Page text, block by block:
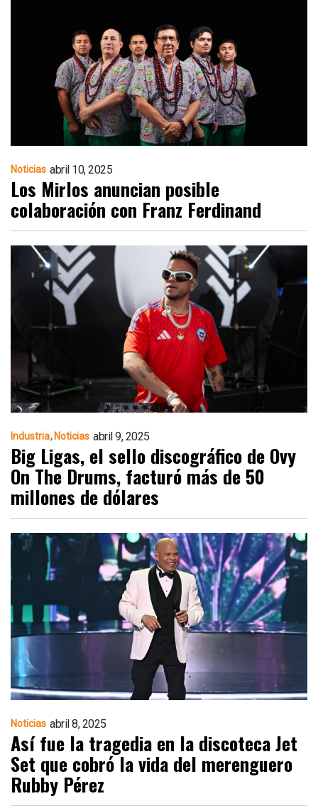
Noticias abril 10, 2025
Los Mirlos anuncian posible
colaboración con Franz Ferdinand
Industria Noticias abril 9, 2025
Big Ligas, el sello discográfico de Ovy
On The Drums, facturó más de 50
millones de dólares
Noticias abril 8, 2025
Así fue la tragedia en la discoteca Jet
Set que cobró la vida del merenguero
Rubby Pérez